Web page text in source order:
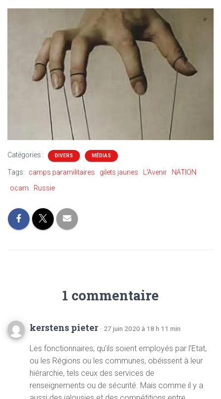
Catégories : DIVERS MÉDIAS
Tags: camps paramilitaires gilets jaunes L'Avenir
NATION
ocam
Russie
1 commentaire
kerstens pieter · 27 juin 2020 à 18 h 11 min
Les fonctionnaires, qu’ils soient employés par l’Etat,
ou les Régions ou les communes, obéissent à leur
hiérarchie, tels ceux des services de
renseignements ou de sécurité. Mais comme il y a